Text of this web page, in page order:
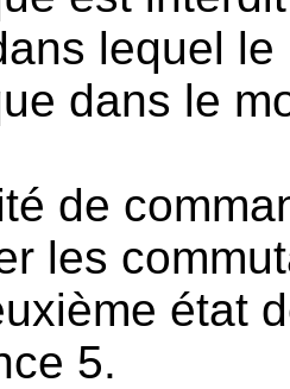
lequel
dans le
de
les
état
5.